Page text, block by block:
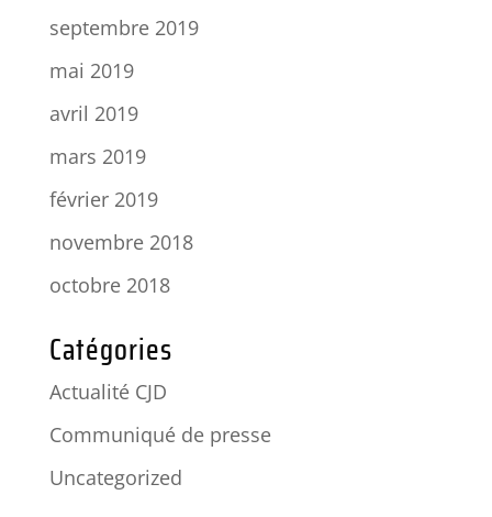
septembre 2019
mai 2019
avril 2019
mars 2019
février 2019
novembre 2018
octobre 2018
Catégories
Actualité CJD
Communiqué de presse
Uncategorized